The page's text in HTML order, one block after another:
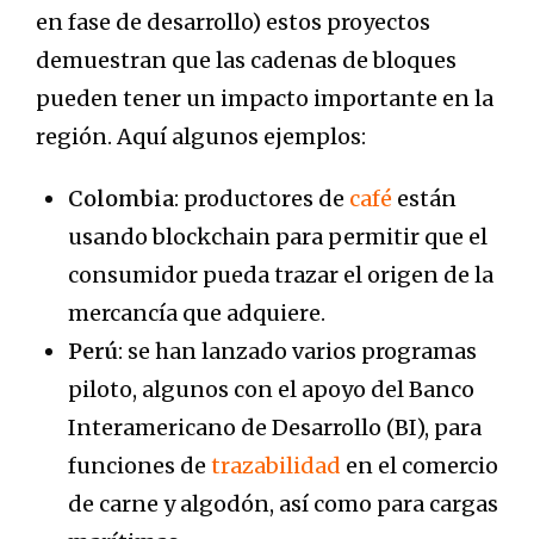
en fase de desarrollo) estos proyectos
demuestran que las cadenas de bloques
pueden tener un impacto importante en la
región. Aquí algunos ejemplos:
Colombia: productores de café están
usando blockchain para permitir que el
consumidor pueda trazar el origen de la
mercancía que adquiere.
Perú: se han lanzado varios programas
piloto, algunos con el apoyo del Banco
Interamericano de Desarrollo (BI), para
funciones de trazabilidad en el comercio
de carne y algodón, así como para cargas